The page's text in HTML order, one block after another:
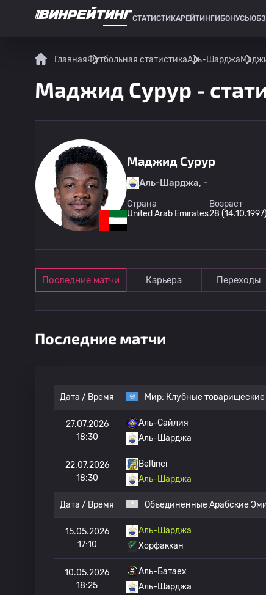
СТАТИСТИКАРЕЙТИНГИ БОНУСЫ
ГлавнаяФутбольная статистикаАль-Шарджа
Маджид Сурур -
Маджид Сурур
Аль-Шарджа, -
Страна
United Arab Emirates
Возраст
28 (14.10.1997)
Последние матчи Карьера Переходы
Последние матчи
Дата / Время Мир: Клубные
27.07.2026
18:30
Аль-Сайлия
Аль-Шарджа
22.07.2026
18:30
Beltinci
Аль-Шарджа
Дата / Время Объединенные Арабские
15.05.2026
17:10
Аль-Шарджа
Хорфаккан
10.05.2026
18:25
Аль-Батаех
Аль-Шарджа